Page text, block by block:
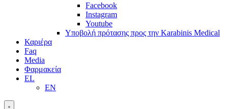
Facebook
Instagram
Youtube
Υποβολή πρότασης προς την Karabinis Medical
Καριέρα
Faq
Media
Φαρμακεία
EL
EN